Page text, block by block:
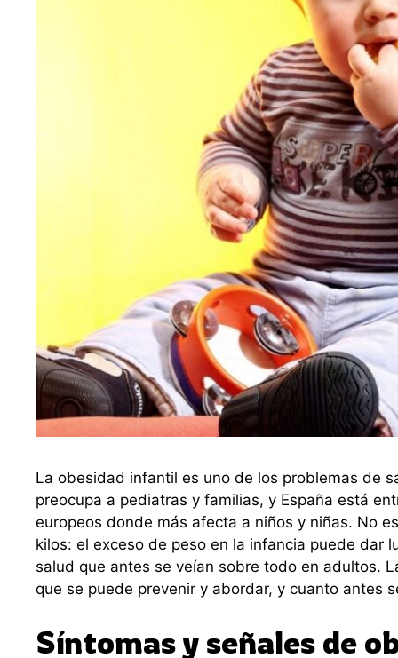
La obesidad infantil es uno de los problemas de
preocupa a pediatras y familias, y España está
europeos donde más afecta a niños y niñas. No
kilos: el exceso de peso en la infancia puede dar
salud que antes se veían sobre todo en adultos.
que se puede prevenir y abordar, y cuanto antes
Síntomas y señales de